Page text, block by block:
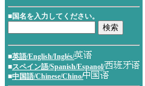
■国名を入力してください。
■英語/English/Inglés/
■スペイン語/Spanish/Espanol/
■中国語/Chinese/Chino/